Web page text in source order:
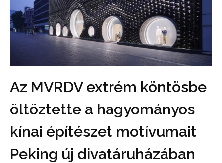
Az MVRDV extrém köntösbe
öltöztette a hagyományos
kínai építészet motívumait
Peking új divatáruházában